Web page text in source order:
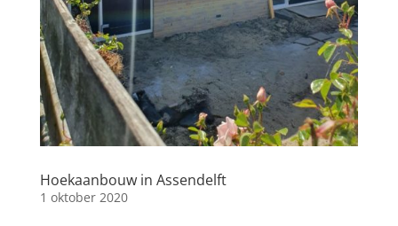
Hoekaanbouw in Assendelft
1 oktober 2020